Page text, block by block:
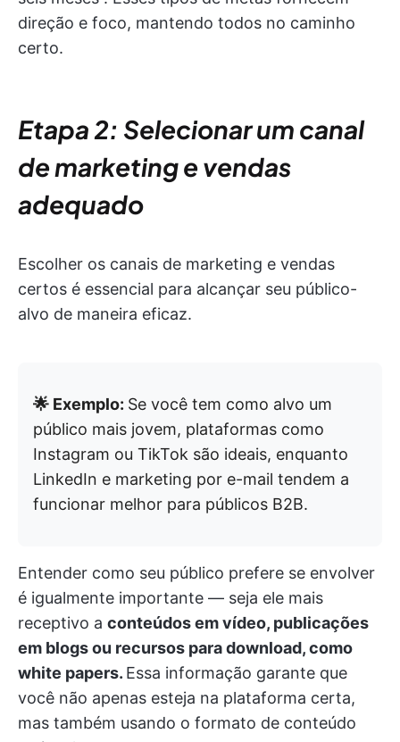
direção e foco, mantendo todos no caminho
certo.
Etapa 2: Selecionar um canal
de marketing e vendas
adequado
Escolher os canais de marketing e vendas
certos é essencial para alcançar seu público-
alvo de maneira eficaz.
🌟 Exemplo: Se você tem como alvo um
público mais jovem, plataformas como
Instagram ou TikTok são ideais, enquanto
LinkedIn e marketing por e-mail tendem a
funcionar melhor para públicos B2B.
Entender como seu público prefere se envolver
é igualmente importante — seja ele mais
receptivo a conteúdos em vídeo, publicações
em blogs ou recursos para download, como
white papers. Essa informação garante que
você não apenas esteja na plataforma certa,
mas também usando o formato de conteúdo